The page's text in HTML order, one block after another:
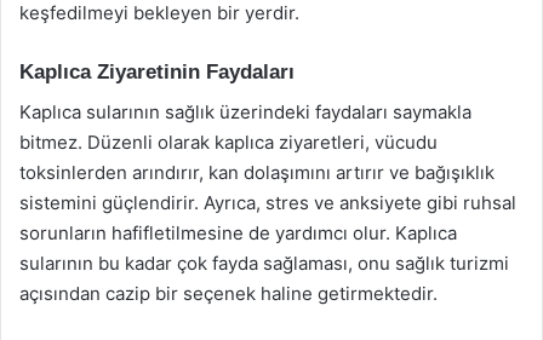
keşfedilmeyi bekleyen bir yerdir.
Kaplıca Ziyaretinin Faydaları
Kaplıca sularının sağlık üzerindeki faydaları saymakla
bitmez. Düzenli olarak kaplıca ziyaretleri, vücudu
toksinlerden arındırır, kan dolaşımını artırır ve bağışıklık
sistemini güçlendirir. Ayrıca, stres ve anksiyete gibi ruhsal
sorunların hafifletilmesine de yardımcı olur. Kaplıca
sularının bu kadar çok fayda sağlaması, onu sağlık turizmi
açısından cazip bir seçenek haline getirmektedir.